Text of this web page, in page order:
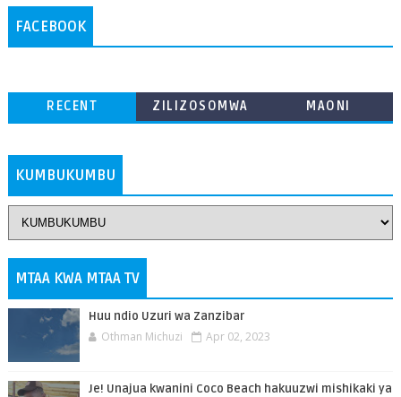
FACEBOOK
RECENT
ZILIZOSOMWA
MAONI
KUMBUKUMBU
MTAA KWA MTAA TV
Huu ndio Uzuri wa Zanzibar
Othman Michuzi Apr 02, 2023
Je! Unajua kwanini Coco Beach hakuuzwi mishikaki ya